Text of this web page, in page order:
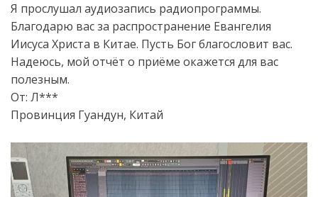
Я прослушал аудиозапись радиопрограммы.
Благодарю вас за распространение Евангелия
Иисуса Христа в Китае. Пусть Бог благословит вас.
Надеюсь, мой отчёт о приёме окажется для вас
полезным.
От: Л***
Провинция Гуандун, Китай